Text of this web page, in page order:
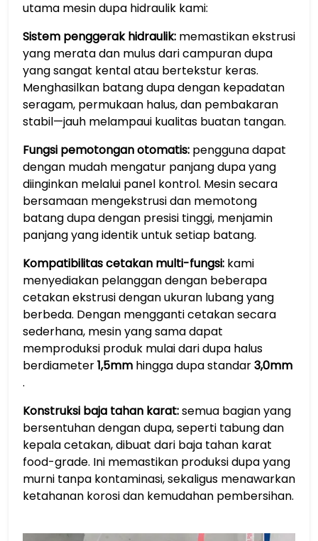
utama mesin dupa hidraulik kami:
Sistem penggerak hidraulik: memastikan ekstrusi
yang merata dan mulus dari campuran dupa
yang sangat kental atau bertekstur keras.
Menghasilkan batang dupa dengan kepadatan
seragam, permukaan halus, dan pembakaran
stabil—jauh melampaui kualitas buatan tangan.
Fungsi pemotongan otomatis: pengguna dapat
dengan mudah mengatur panjang dupa yang
diinginkan melalui panel kontrol. Mesin secara
bersamaan mengekstrusi dan memotong
batang dupa dengan presisi tinggi, menjamin
panjang yang identik untuk setiap batang.
Kompatibilitas cetakan multi-fungsi: kami
menyediakan pelanggan dengan beberapa
cetakan ekstrusi dengan ukuran lubang yang
berbeda. Dengan mengganti cetakan secara
sederhana, mesin yang sama dapat
memproduksi produk mulai dari dupa halus
berdiameter1,5mm hingga dupa standar3,0mm
.
Konstruksi baja tahan karat:semua bagian yang
bersentuhan dengan dupa, seperti tabung dan
kepala cetakan, dibuat dari baja tahan karat
food-grade. Ini memastikan produksi dupa yang
murni tanpa kontaminasi, sekaligus menawarkan
ketahanan korosi dan kemudahan pembersihan.